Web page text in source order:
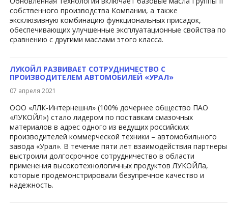
собственного производства Компании, а также
эксклюзивную комбинацию функциональных присадок,
обеспечивающих улучшенные эксплуатационные свойства по
сравнению с другими маслами этого класса.
ЛУКОЙЛ РАЗВИВАЕТ СОТРУДНИЧЕСТВО С
ПРОИЗВОДИТЕЛЕМ АВТОМОБИЛЕЙ «УРАЛ»
07 апреля 2021
ООО «ЛЛК-Интернешнл» (100% дочернее общество ПАО
«ЛУКОЙЛ») стало лидером по поставкам смазочных
материалов в адрес одного из ведущих российских
производителей коммерческой техники – автомобильного
завода «Урал». В течение пяти лет взаимодействия партнеры
выстроили долгосрочное сотрудничество в области
применения высокотехнологичных продуктов ЛУКОЙЛа,
которые продемонстрировали безупречное качество и
надежность.